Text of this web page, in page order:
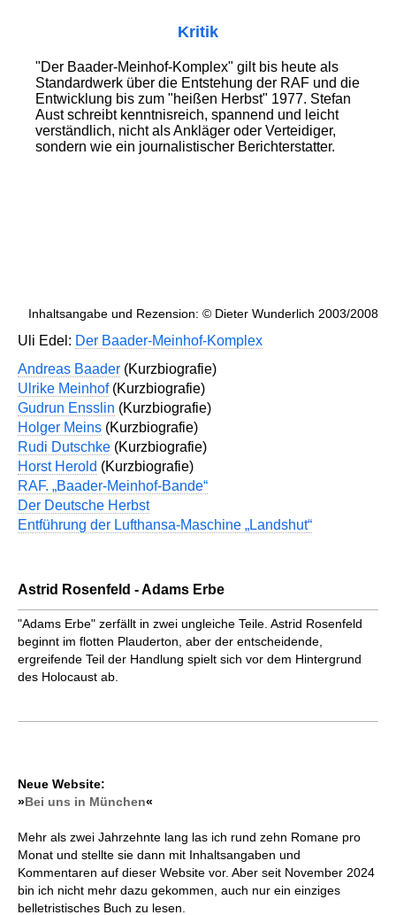
Kritik
"Der Baader-Meinhof-Komplex" gilt bis heute als
Standardwerk über die Entstehung der RAF und die
Entwicklung bis zum "heißen Herbst" 1977. Stefan
Aust schreibt kenntnisreich, spannend und leicht
verständlich, nicht als Ankläger oder Verteidiger,
sondern wie ein journalistischer Berichterstatter.
Inhaltsangabe und Rezension: © Dieter Wunderlich 2003/2008
Uli Edel: Der Baader-Meinhof-Komplex
Andreas Baader (Kurzbiografie)
Ulrike Meinhof(Kurzbiografie)
Gudrun Ensslin (Kurzbiografie)
Holger Meins (Kurzbiografie)
Rudi Dutschke (Kurzbiografie)
Horst Herold (Kurzbiografie)
RAF. „Baader-Meinhof-Bande“
Der Deutsche Herbst
Entführung der Lufthansa-Maschine „Landshut“
Astrid Rosenfeld - Adams Erbe
"Adams Erbe" zerfällt in zwei ungleiche Teile. Astrid Rosenfeld
beginnt im flotten Plauderton, aber der entscheidende,
ergreifende Teil der Handlung spielt sich vor dem Hintergrund
des Holocaust ab.
Neue Website:
»Bei uns in München«
Mehr als zwei Jahrzehnte lang las ich rund zehn Romane pro
Monat und stellte sie dann mit Inhaltsangaben und
Kommentaren auf dieser Website vor. Aber seit November 2024
bin ich nicht mehr dazu gekommen, auch nur ein einziges
belletristisches Buch zu lesen.